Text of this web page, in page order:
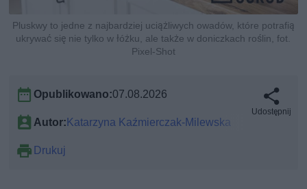
Pluskwy to jedne z najbardziej uciążliwych owadów, które potrafią
ukrywać się nie tylko w łóżku, ale także w doniczkach roślin, fot.
Pixel-Shot
Opublikowano:07.08.2026
Autor:Katarzyna Kaźmierczak-Milewska
Drukuj
Udostępnij